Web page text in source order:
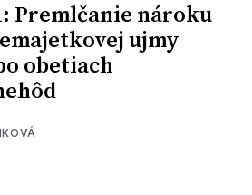
Premlčanie nároku
ujmy
obetiach